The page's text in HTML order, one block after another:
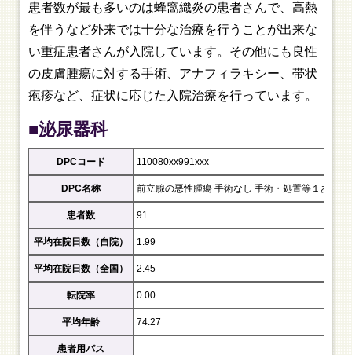
患者数が最も多いのは蜂窩織炎の患者さんで、高熱
を伴うなど外来では十分な治療を行うことが出来な
い重症患者さんが入院しています。その他にも良性
の皮膚腫瘍に対する手術、アナフィラキシー、帯状
疱疹など、症状に応じた入院治療を行っています。
■泌尿器科
DPCコード
DPC名称
患者数
平均在院日数（自院）
平均在院日数（全国）
転院率
平均年齢
患者用パス
110080xx991xxx
前立腺の悪性腫瘍 手術なし 手術・処置等１あり
91
1.99
2.45
0.00
74.27